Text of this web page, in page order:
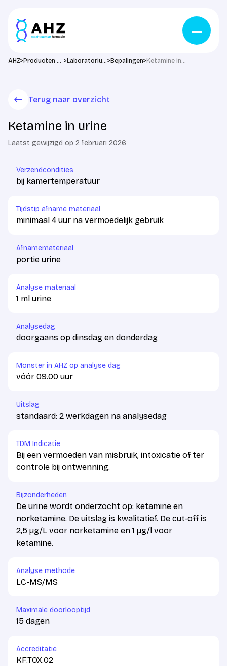
AHZ> Producten & diensten > Laboratorium> Bepalingen> Ketamine in urine
Terug naar overzicht
Ketamine in urine
Laatst gewijzigd op 2 februari 2026
Verzendcondities
bij kamertemperatuur
Tijdstip afname materiaal
minimaal 4 uur na vermoedelijk gebruik
Afnamemateriaal
portie urine
Analyse materiaal
1 ml urine
Analysedag
doorgaans op dinsdag en donderdag
Monster in AHZ op analyse dag
vóór 09.00 uur
Uitslag
standaard: 2 werkdagen na analysedag
TDM Indicatie
Bij een vermoeden van misbruik, intoxicatie of ter
controle bij ontwenning.
Bijzonderheden
De urine wordt onderzocht op: ketamine en
norketamine. De uitslag is kwalitatief. De cut-off is
2,5 µg/L voor norketamine en 1 µg/l voor
ketamine.
Analyse methode
LC-MS/MS
Maximale doorlooptijd
15 dagen
Accreditatie
KF.TOX.02